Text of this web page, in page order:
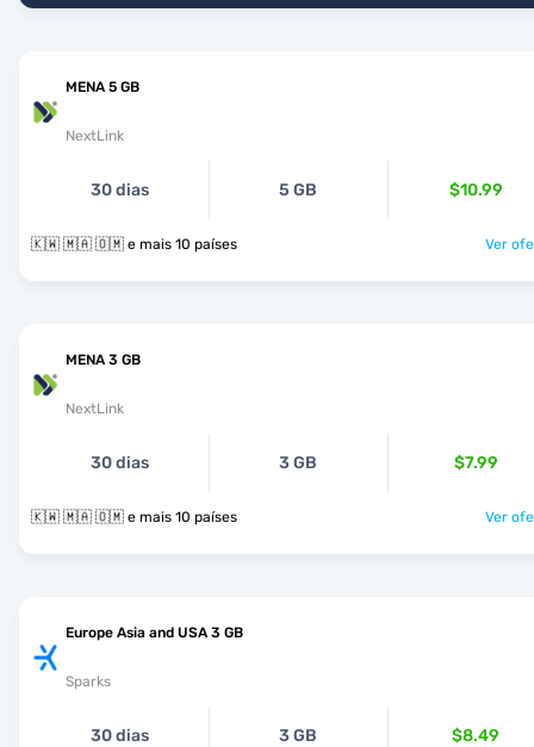
MENA 5 GB
NextLink
30 dias 5 GB $10.99
🇰🇼 🇲🇦 🇴🇲 e mais 10 países Ver
MENA 3 GB
NextLink
30 dias 3 GB $7.99
🇰🇼 🇲🇦 🇴🇲 e mais 10 países Ver
Europe Asia and USA 3 GB
Sparks
30 dias 3 GB $8.49